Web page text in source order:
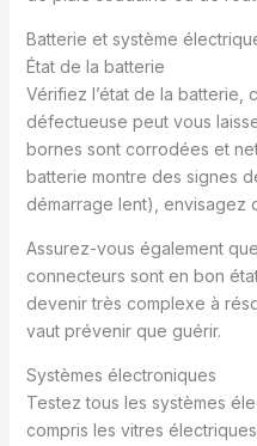
Batterie et système
État de la batterie
Vérifiez l’état de la batterie,
défectueuse peut vous
bornes sont corrodées et
batterie montre des signes
démarrage lent), envisagez
Assurez-vous également
connecteurs sont en bon
devenir très complexe à
vaut prévenir que guérir.
Systèmes électroniques
Testez tous les systèmes
compris les vitres